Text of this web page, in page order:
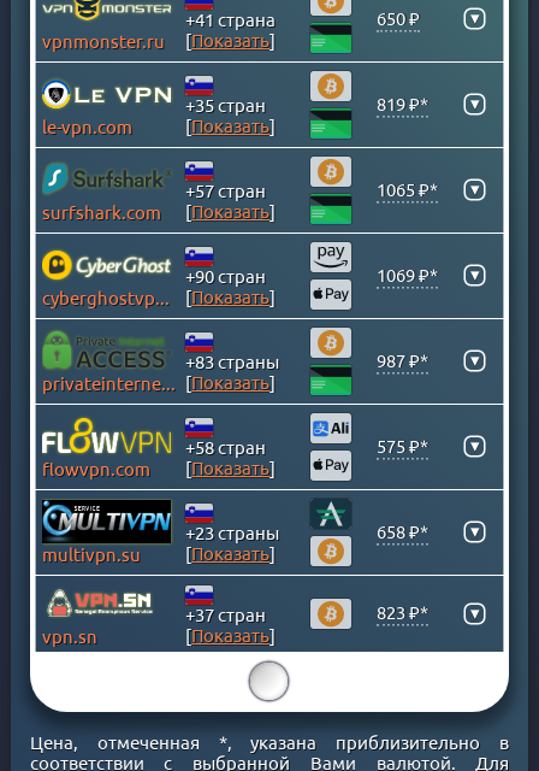
ДОМИНИКАНСКАЯ Р-КА
ЕГИПЕТ
ИНДИЯ
ИНДОНЕЗИЯ
ИРАК
ИРЛАНДИЯ
ИСЛАНДИЯ
ИСПАНИЯ
ИТАЛИЯ
КАЗАХСТАН
КАЙМАНОВЫ ОСТРОВА
КАМБОДЖА
КАНАДА
КАТАР
КЕНИЯ
КИПР
КИТАЙ
КОЛУМБИЯ
КОСОВО
ЛИТВА
vpnmonster.ru
+41 страна
[Показать]
650 ₽ ▾
le-vpn.com
+35 стран
[Показать]
819 ₽* ▾
surfshark.com
+57 стран
[Показать]
1065 ₽* ▾
cyberghostvpn.com
+90 стран
[Показать]
1069 ₽* ▾
privateinternetaccess.com
+83 страны
[Показать]
987 ₽* ▾
flowvpn.com
+58 стран
[Показать]
575 ₽* ▾
multivpn.su
+23 страны
[Показать]
658 ₽* ▾
vpn.sn
+37 стран
[Показать]
823 ₽* ▾
Цена, отмеченная *, указана приблизительно в
соответствии с выбранной Вами валютой. Для